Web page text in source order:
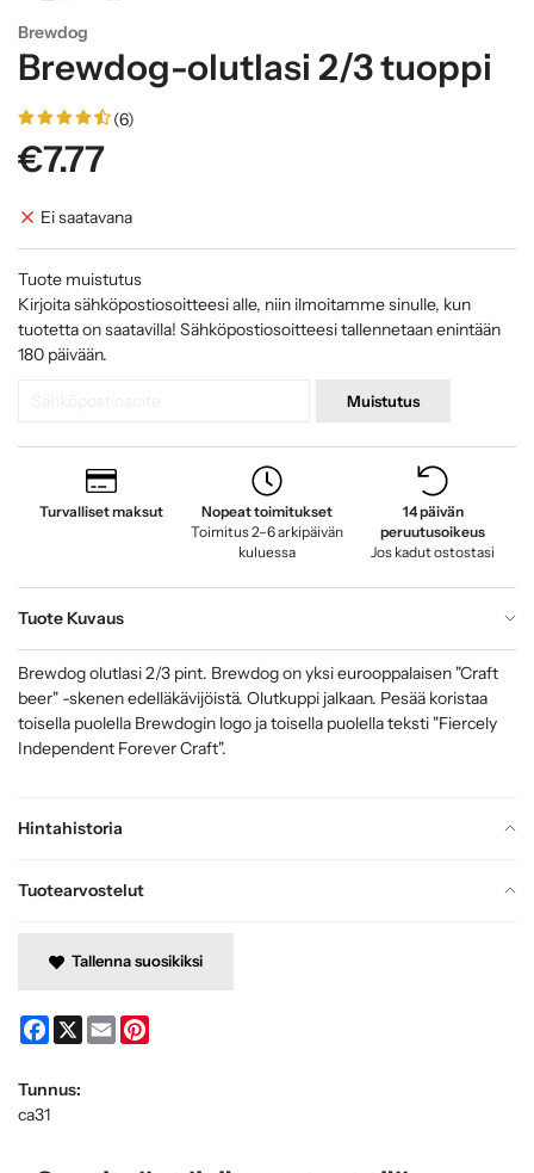
Brewdog
Brewdog-olutlasi 2/3 tuoppi
(6)
€7.77
Ei saatavana
Tuote muistutus
Kirjoita sähköpostiosoitteesi alle, niin ilmoitamme sinulle, kun
tuotetta on saatavilla! Sähköpostiosoitteesi tallennetaan enintään
180 päivään.
Muistutus
Turvalliset maksut
Nopeat toimitukset
Toimitus 2–6 arkipäivän
kuluessa
14 päivän
peruutusoikeus
Jos kadut ostostasi
Tuote Kuvaus
Hintahistoria
Tuotearvostelut
Brewdog olutlasi 2/3 pint. Brewdog on yksi eurooppalaisen "Craft
beer" -skenen edelläkävijöistä. Olutkuppi jalkaan. Pesää koristaa
toisella puolella Brewdogin logo ja toisella puolella teksti "Fiercely
Independent Forever Craft".
Tallenna suosikiksi
Facebook
X Email
Tunnus:
ca31